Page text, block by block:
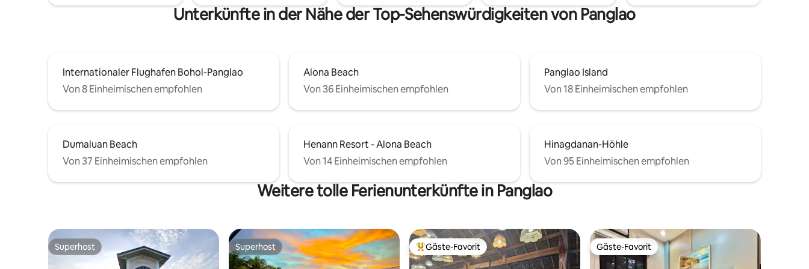
tropischen Panglao und Bohol
entspannen kannst, erwartet dich.💙
Unterkünfte in der Nähe der Top-Sehenswürdigkeiten von Panglao
Internationaler Flughafen Bohol-Panglao
Von 8 Einheimischen empfohlen
Alona Beach
Von 36 Einheimischen empfohlen
Panglao Island
Von 18 Einheimischen empfohlen
Dumaluan Beach
Von 37 Einheimischen empfohlen
Henann Resort - Alona Beach
Von 14 Einheimischen empfohlen
Hinagdanan-Höhle
Von 95 Einheimischen empfohlen
Weitere tolle Ferienunterkünfte in Panglao
Superhost
Superhost Superhost
Superhost Beliebter Gäste-Favorit.
Gäste-Favorit Gäste-Favorit
Gäste-Favorit